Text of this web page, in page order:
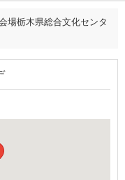
場栃木県総合文化センタ